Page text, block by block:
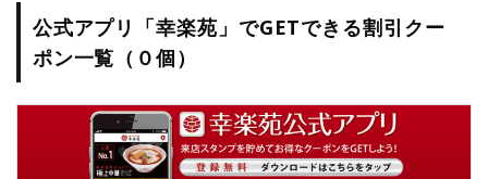
公式アプリ「幸楽苑」でGETできる割引クー
ポン一覧（０個）